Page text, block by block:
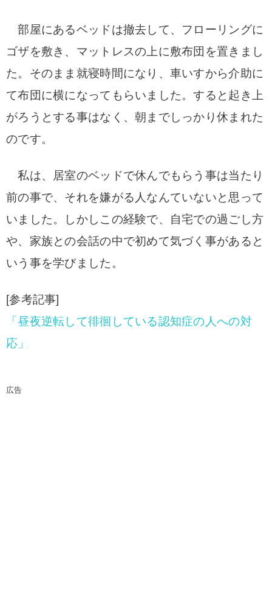
部屋にあるベッドは撤去して、フローリングに
ゴザを敷き、マットレスの上に敷布団を置きまし
た。 そのまま就寝時間になり、車いすから介助に
て布団に横になってもらいました。すると起き上
がろうとする事はなく、朝までしっかり休まれた
のです。
私は、居室のベッドで休んでもらう事は当たり
前の事で、それを嫌がる人なんていないと 思って
いました。しかしこの経験で、自宅での過ごし方
や、家族との会話の中で初めて気づく事があると
いう事を学びました。
[参考記事]
「昼夜逆転して徘徊している認知症の人への対
応」
広告